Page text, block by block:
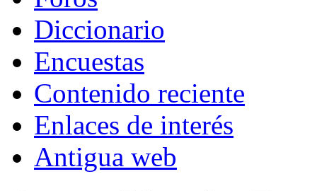
Diccionario
Encuestas
Contenido reciente
Enlaces de interés
Antigua web